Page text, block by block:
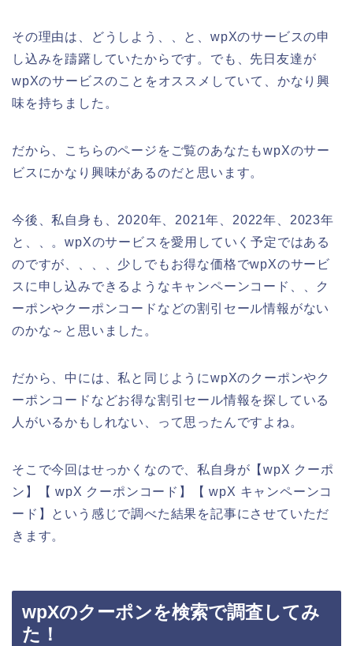
その理由は、どうしよう、、と、wpXのサービスの申
し込みを躊躇していたからです。でも、先日友達が
wpXのサービスのことをオススメしていて、かなり興
味を持ちました。
だから、こちらのページをご覧のあなたもwpXのサー
ビスにかなり興味があるのだと思います。
今後、私自身も、2020年、2021年、2022年、2023年
と、、。wpXのサービスを愛用していく予定ではある
のですが、、、、少しでもお得な価格でwpXのサービ
スに申し込みできるようなキャンペーンコード、、ク
ーポンやクーポンコードなどの割引セール情報がない
のかな～と思いました。
だから、中には、私と同じようにwpXのクーポンやク
ーポンコードなどお得な割引セール情報を探している
人がいるかもしれない、って思ったんですよね。
そこで今回はせっかくなので、私自身が【wpX クーポ
ン】【 wpX クーポンコード】【 wpX キャンペーンコ
ード】という感じで調べた結果を記事にさせていただ
きます。
wpXのクーポンを検索で調査してみ
た！